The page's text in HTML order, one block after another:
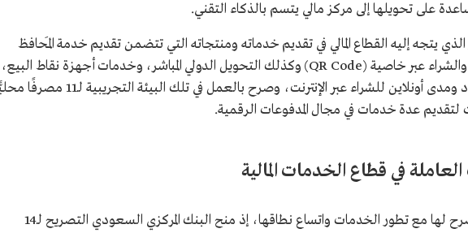
على تحويلها إلى مركز مالي يتسم بالذكاء التقني.
يتجه إليه القطاع المالي في تقديم خدماته ومنتجاته التي تتضمن تقديم خدمة المَحافظ
الإلكترونية والتحويل بينها والشراء عبر خاصية (QR Code) وكذلك التحويل الدولي المباشر، وخدمات أجهزة نقاط البيع،
وفواتير سداد وحساب سداد ومدى أونلاين للشراء عبر الإنترنت، وصرح بالعمل في تلك البيئة التجريبية
في قطاع الخدمات المالية
ارتفع عدد الشركات التي صرح لها مع تطور الخدمات واتساع نطاقها، إذ منح البنك المركزي السعودي التصريح لـ14